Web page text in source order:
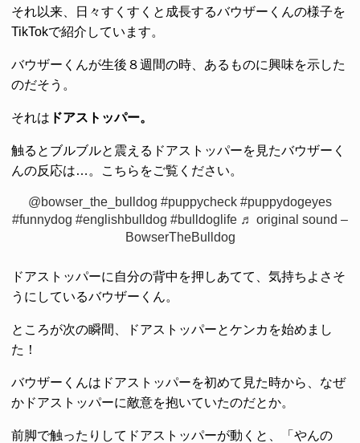
それ以来、日々すくすくと成長するバウザーくんの様子を
TikTokで紹介しています。
バウザーくんが生後８週間の時、あるものに興味を示した
のだそう。
それは ドアストッパー。
触るとブルブルと震えるドアストッパーを見たバウザーく
んの反応は…。こちらをご覧ください。
@bowser_the_bulldog #puppycheck #puppydogeyes
#funnydog #englishbulldog #bulldoglife ♬ original sound –
BowserTheBulldog
ドアストッパーに自分の背中を押しあてて、気持ちよさそ
うにしているバウザーくん。
ところが次の瞬間、ドアストッパーとケンカを始めまし
た！
バウザーくんはドアストッパーを初めて見た時から、なぜ
かドアストッパーに敵意を抱いていたのだとか。
前脚で触ったりしてドアストッパーが動くと、「やんの